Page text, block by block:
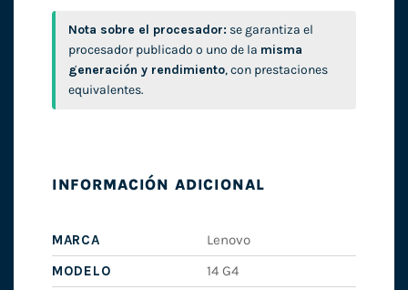
Nota sobre el procesador: se garantiza el
procesador publicado o uno de la misma
generación y rendimiento, con prestaciones
equivalentes.
INFORMACIÓN ADICIONAL
MARCA
Lenovo
MODELO
14 G4